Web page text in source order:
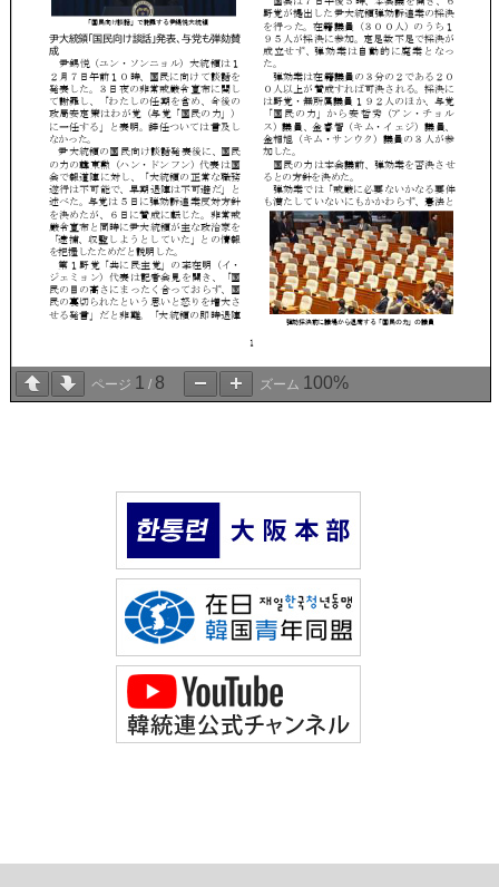
ページ 1 / 8 ズーム 100%